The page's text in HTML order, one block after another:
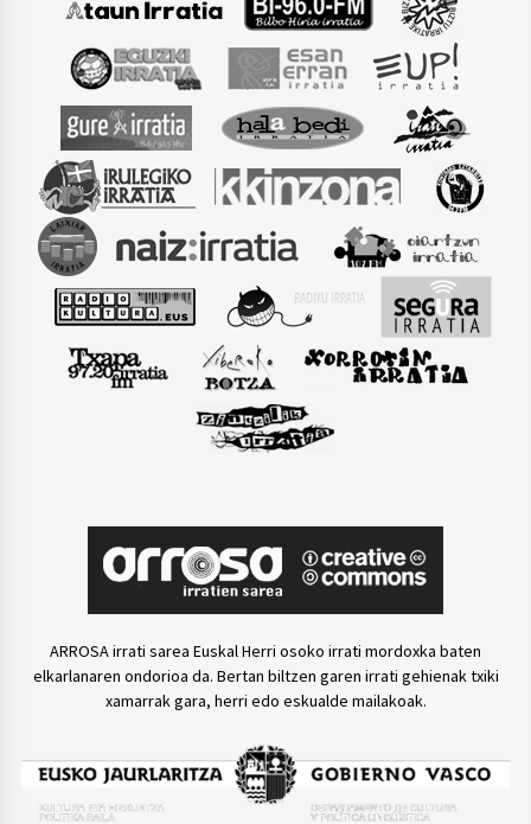
ARROSA irrati sarea Euskal Herri osoko irrati mordoxka baten
elkarlanaren ondorioa da. Bertan biltzen garen irrati gehienak txiki
xamarrak gara, herri edo eskualde mailakoak.